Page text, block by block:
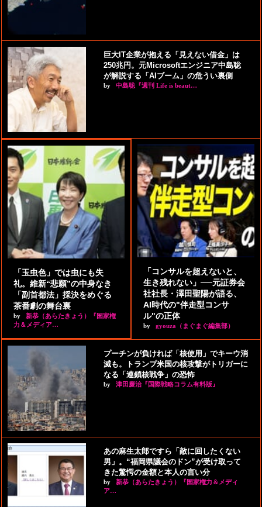
巨大IT企業が抱える「見えない借金」は
250兆円。元Microsoftエンジニア中島聡
が解説する「AIブーム」の危うい裏側
by 中島聡『週刊 Life is beaut…
「玉虫色」では虫にも失
礼。維新“悲願”の中身なき
「副首都法」採決をめぐる
茶番劇の舞台裏
by
新恭（あらたきょう）『国家権
力＆メディア…
「コンサルを超えないと、
生き残れない」──元証券会
社社長・澤田聖陽が語る、
AI時代の"伴走型コンサ
ル"の正体
by gyouza（まぐまぐ編集部）
プーチンが負ければ「核使用」でキーウ消
滅も。トランプ米国の核攻撃がトリガーに
なる「連鎖核戦争」の恐怖
by 津田慶治『国際戦略コラム有料版』
あの麻生太郎ですら「敵に回したくない
男」。“福岡県議会のドン”が受け取って
きた驚愕の金額と本人の言い分
by
新恭（あらたきょう）『国家権力＆メディ
ア…